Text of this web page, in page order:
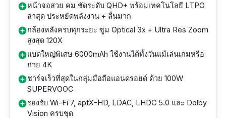
add_circleหน้าจอสวย คม ชัดระดับ QHD+ พร้อมเทคโนโลยี LTPO
ล่าสุด ประหยัดพลังงาน + ลื่นมาก
add_circleกล้องหลังครบทุกระยะ ซูม Optical 3x + Ultra Res Zoom
สูงสุด 120X
add_circleแบตใหญ่พิเศษ 6000mAh ใช้งานได้ทั้งวันแม้เล่นเกมหรือ
ถ่าย 4K
add_circleชาร์จเร็วที่สุดในกลุ่มมือถือแอนดรอยด์ ด้วย 100W
SUPERVOOC
add_circleรองรับ Wi-Fi 7, aptX-HD, LDAC, LHDC 5.0 และ Dolby
Vision ครบชุด